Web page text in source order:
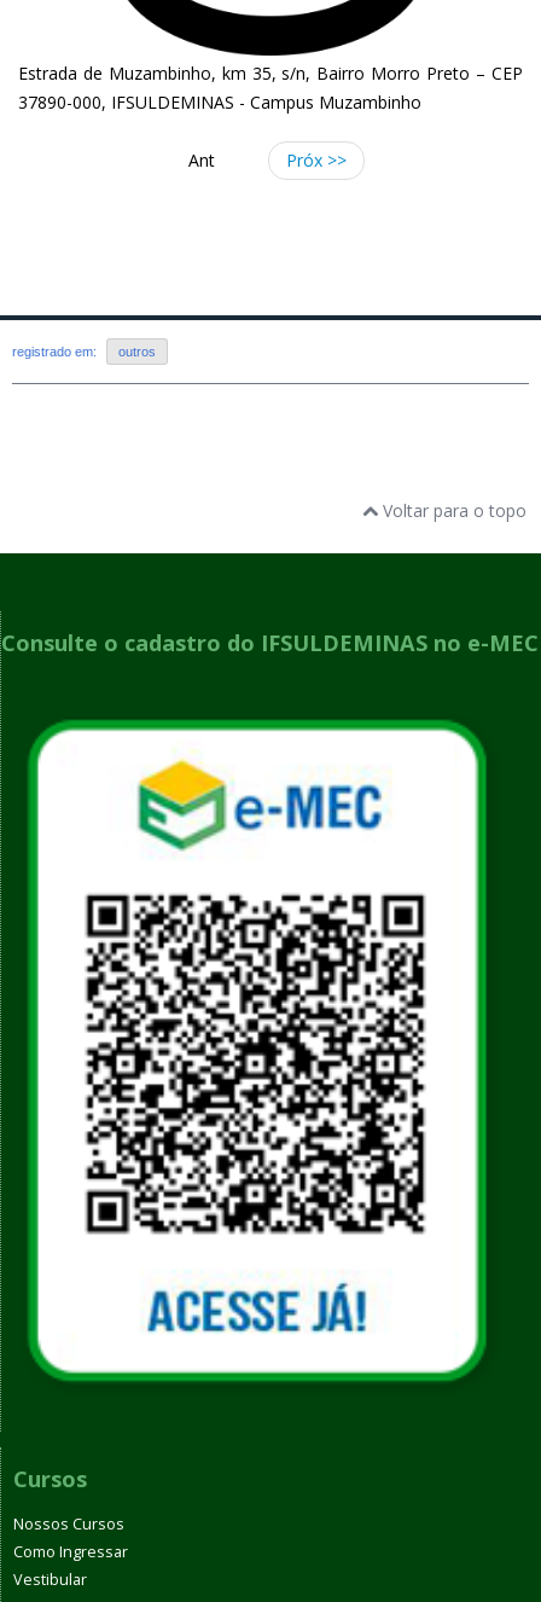
Estrada de Muzambinho, km 35, s/n, Bairro Morro Preto – CEP
37890-000, IFSULDEMINAS - Campus Muzambinho
Ant Próx >>
registrado em: outros
Voltar para o topo
Consulte o cadastro do IFSULDEMINAS no e-MEC
Cursos
Nossos Cursos
Como Ingressar
Vestibular